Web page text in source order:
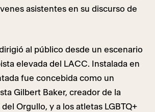
asistentes en su discurso de
al público desde un escenario
elevada del LACC. Instalada en
fue concebida como un
Gilbert Baker, creador de la
Orgullo, y a los atletas LGBTQ+